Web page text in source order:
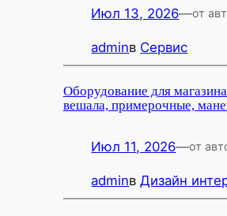
Июл 13, 2026—от
adminв Сервис
Оборудование для
вешала, примерочные,
Июл 11, 2026—от
adminвДизайн